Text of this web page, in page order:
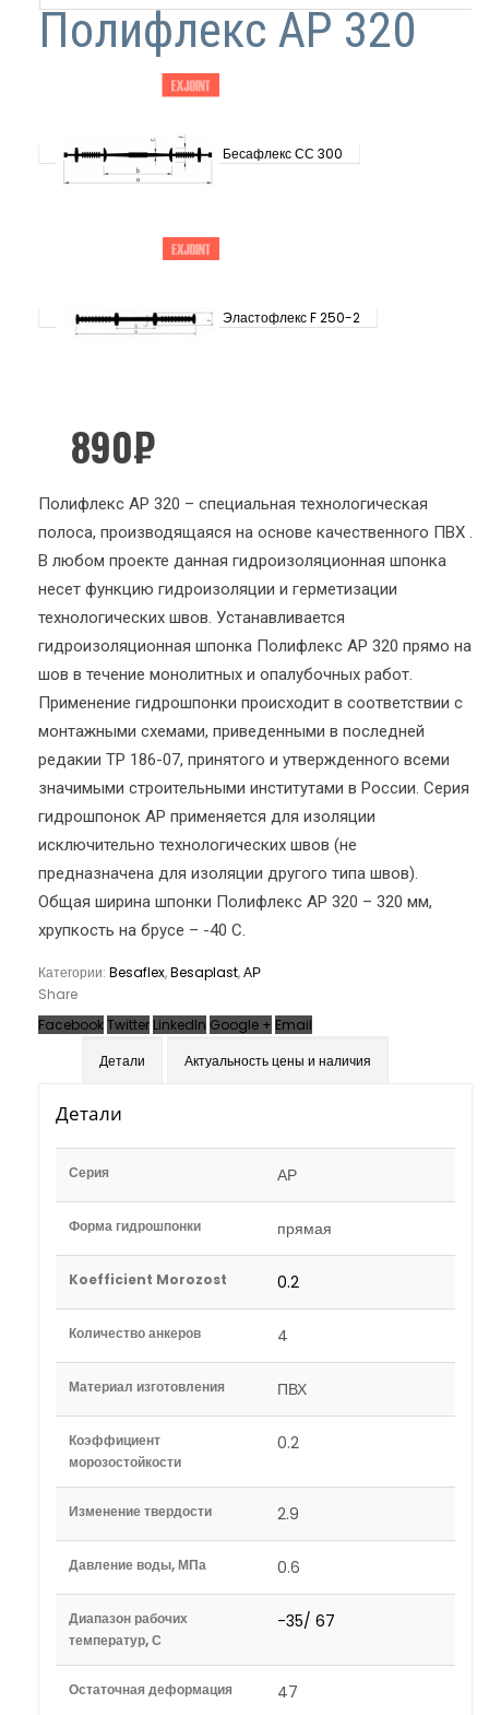
Полифлекс АР 320
Бесафлекс СС 300
Эластофлекс F 250-2
890₽
Полифлекс АР 320 – специальная технологическая
полоса, производящаяся на основе качественного ПВХ .
В любом проекте данная гидроизоляционная шпонка
несет функцию гидроизоляции и герметизации
технологических швов. Устанавливается
гидроизоляционная шпонка Полифлекс АР 320 прямо на
шов в течение монолитных и опалубочных работ.
Применение гидрошпонки происходит в соответствии с
монтажными схемами, приведенными в последней
редакии ТР 186-07, принятого и утвержденного всеми
значимыми строительными институтами в России. Серия
гидрошпонок АР применяется для изоляции
исключительно технологических швов (не
предназначена для изоляции другого типа швов).
Общая ширина шпонки Полифлекс АР 320 – 320 мм,
хрупкость на брусе – -40 С.
Категории: Besaflex,Besaplast,АР
Share
FacebookTwitter LinkedIn Google + Email
Детали
Актуальность цены и наличия
Детали
Серия АР
Форма гидрошпонки прямая
Koefficient Morozost 0.2
Количество анкеров 4
Материал изготовления ПВХ
Коэффициент
морозостойкости
0.2
Изменение твердости 2.9
Давление воды, МПа 0.6
Диапазон рабочих
температур, С
-35/ 67
Остаточная деформация 47